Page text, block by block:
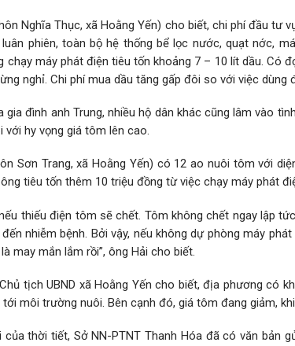
Nghĩa Thục, xã Hoằng Yến) cho biết, chi phí đầu tư
luân phiên, toàn bộ hệ thống bể lọc nước, quạt nớc,
chạy máy phát điện tiêu tốn khoảng 7 – 10 lít dầu. Có
nghỉ. Chi phí mua dầu tăng gấp đôi so với việc dùng
đình anh Trung, nhiều hộ dân khác cũng lâm vào
hy vọng giá tôm lên cao.
Sơn Trang, xã Hoằng Yến) có 12 ao nuôi tôm với
tiêu tốn thêm 10 triệu đồng từ việc chạy máy phát
thiếu điện tôm sẽ chết. Tôm không chết ngay lập
nhiễm bệnh. Bởi vậy, nếu không dự phòng máy
may mắn lắm rồi”, ông Hải cho biết.
tịch UBND xã Hoằng Yến cho biết, địa phương có
môi trường nuôi. Bên cạnh đó, giá tôm đang giảm,
thời tiết, Sở NN-PTNT Thanh Hóa đã có văn bản